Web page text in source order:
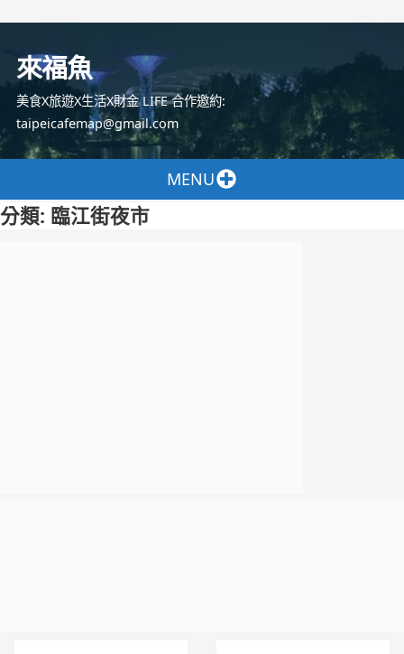
容
來福魚
美食X旅遊X生活X財金 LIFE 合作邀約:
taipeicafemap@gmail.com
MENU
分類: 臨江街夜市